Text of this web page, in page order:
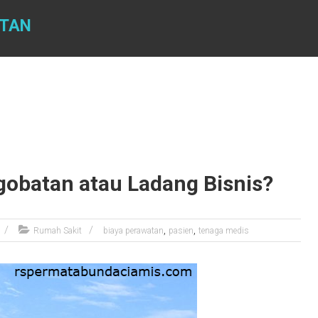
atau Ladang Bisnis?
Rumah Sakit biaya perawatan, pasien, tenaga medis